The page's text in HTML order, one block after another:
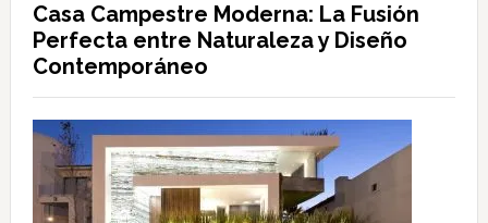
Casa Campestre Moderna: La Fusión
Perfecta entre Naturaleza y Diseño
Contemporáneo